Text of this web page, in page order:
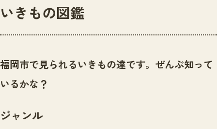
センター紹介
センター紹介TOP
サイトポリシー
ニュース
いきものガイド
イベント
いきもの図鑑
福岡市で見られるいきもの達です。ぜんぶ知って
いるかな？
ジャンル